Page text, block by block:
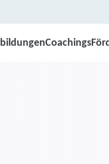
Coachings